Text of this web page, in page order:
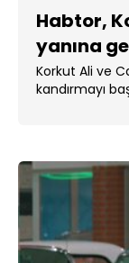
Habtor,
yanına
Korkut Ali ve
kandırmayı